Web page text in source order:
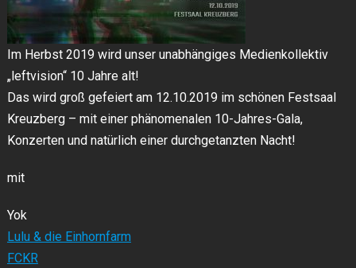
Im Herbst 2019 wird unser unabhängiges Medienkollektiv
„leftvision“ 10 Jahre alt!
Das wird groß gefeiert am 12.10.2019 im schönen Festsaal
Kreuzberg – mit einer phänomenalen 10-Jahres-Gala,
Konzerten und natürlich einer durchgetanzten Nacht!
mit
Yok
Lulu & die Einhornfarm
FCKR